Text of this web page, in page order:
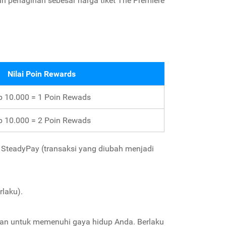
Nilai Poin Rewards
10.000 = 1 Poin Rewads
10.000 = 2 Poin Rewads
(transaksi yang diubah menjadi
untuk memenuhi gaya hidup Anda. Berlaku